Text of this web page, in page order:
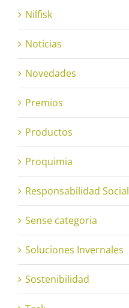
Nilfisk
Noticias
Novedades
Premios
Productos
Proquimia
Responsabilidad Social
Sense categoria
Soluciones Invernales
Sostenibilidad